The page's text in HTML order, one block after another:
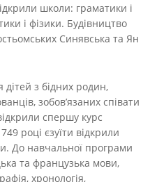
школи: граматики і
і фізики. Будівництво
Синявська та Ян
дітей з бідних родин,
зобов’язаних співати
спершу курс
році єзуїти відкрили
До навчальної програми
та французька мови,
хронологія,